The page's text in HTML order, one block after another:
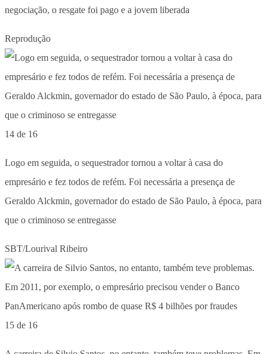
negociação, o resgate foi pago e a jovem liberada
Reprodução
14 de 16
Logo em seguida, o sequestrador tornou a voltar à casa do
empresário e fez todos de refém. Foi necessária a presença de
Geraldo Alckmin, governador do estado de São Paulo, à época, para
que o criminoso se entregasse
SBT/Lourival Ribeiro
15 de 16